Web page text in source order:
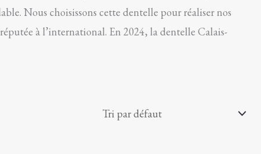
Nous choisissons cette dentelle pour réaliser nos
à l’international. En 2024, la dentelle Calais-